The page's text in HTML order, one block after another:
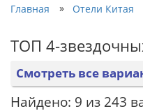
Главная » Отели Китая
ТОП 4-
Смотреть все
Найдено: 9 из 243